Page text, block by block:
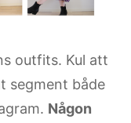
outfits. Kul att
segment både
Någon